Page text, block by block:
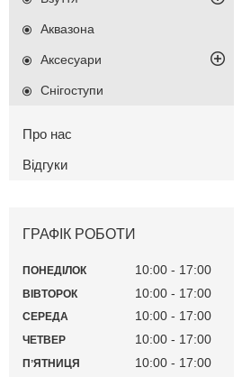
Аквазона
Аксесуари
Снігоступи
Про нас
Відгуки
ГРАФІК РОБОТИ
ПОНЕДІЛОК 10:00 17:00
ВІВТОРОК 10:00 17:00
СЕРЕДА 10:00 17:00
ЧЕТВЕР 10:00 17:00
ПʼЯТНИЦЯ 10:00 17:00